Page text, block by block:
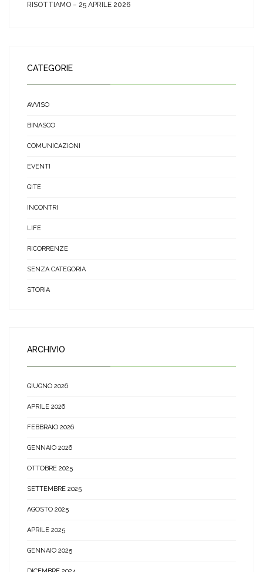
RISOTTIAMO – 25 APRILE 2026
CATEGORIE
AVVISO
BINASCO
COMUNICAZIONI
EVENTI
GITE
INCONTRI
LIFE
RICORRENZE
SENZA CATEGORIA
STORIA
ARCHIVIO
GIUGNO 2026
APRILE 2026
FEBBRAIO 2026
GENNAIO 2026
OTTOBRE 2025
SETTEMBRE 2025
AGOSTO 2025
APRILE 2025
GENNAIO 2025